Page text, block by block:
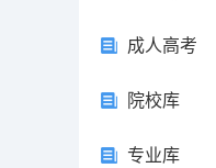
成人高考
院校库
专业库